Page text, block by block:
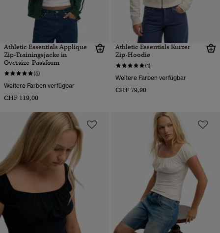
Athletic Essentials Applique
Zip-Trainingsjacke in
Oversize-Passform
(5)
Weitere Farben verfügbar
CHF 119,00
Athletic Essentials Kurzer
Zip-Hoodie
(1)
Weitere Farben verfügbar
CHF 79,90